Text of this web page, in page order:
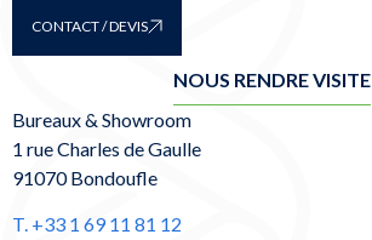
CONTACT / DEVIS
NOUS RENDRE VISITE
Bureaux & Showroom
1 rue Charles de Gaulle
91070 Bondoufle
T. +33 1 69 11 81 12